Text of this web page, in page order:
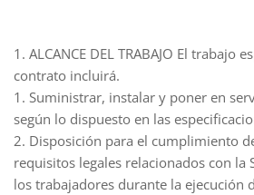
1. ALCANCE DEL TRABAJO El trabajo
contrato incluirá.
1. Suministrar, instalar y poner en
según lo dispuesto en las
2. Disposición para el cumplimiento
requisitos legales relacionados con la
los trabajadores durante la ejecución